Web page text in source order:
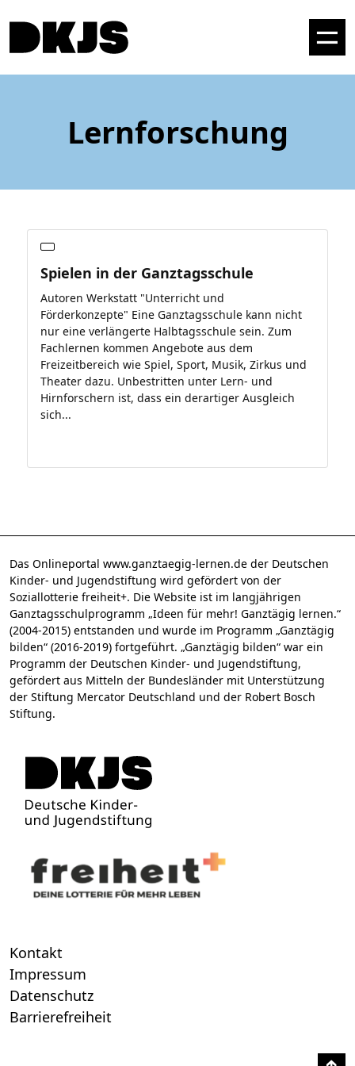
Lernforschung
Spielen in der Ganztagsschule
Autoren Werkstatt "Unterricht und
Förderkonzepte" Eine Ganztagsschule kann nicht
nur eine verlängerte Halbtagsschule sein. Zum
Fachlernen kommen Angebote aus dem
Freizeitbereich wie Spiel, Sport, Musik, Zirkus und
Theater dazu. Unbestritten unter Lern- und
Hirnforschern ist, dass ein derartiger Ausgleich
sich...
Das Onlineportal www.ganztaegig-lernen.de der Deutschen
Kinder- und Jugendstiftung wird gefördert von der
Soziallotterie freiheit+. Die Website ist im langjährigen
Ganztagsschulprogramm „Ideen für mehr! Ganztägig lernen.“
(2004-2015) entstanden und wurde im Programm „Ganztägig
bilden“ (2016-2019) fortgeführt. „Ganztägig bilden“ war ein
Programm der Deutschen Kinder- und Jugendstiftung,
gefördert aus Mitteln der Bundesländer mit Unterstützung
der Stiftung Mercator Deutschland und der Robert Bosch
Stiftung.
Kontakt
Impressum
Datenschutz
Barrierefreiheit